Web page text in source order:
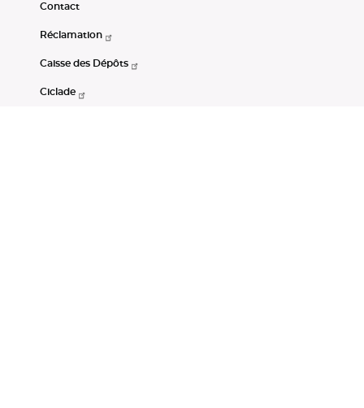
Contact
Réclamation
Caisse des Dépôts
Ciclade